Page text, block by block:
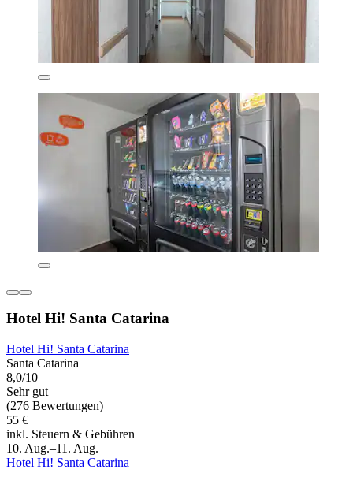
Hotel Hi! Santa Catarina
Hotel Hi! Santa Catarina
Santa Catarina
8,0/10
Sehr gut
(276 Bewertungen)
55 €
inkl. Steuern & Gebühren
10. Aug.–11. Aug.
Hotel Hi! Santa Catarina